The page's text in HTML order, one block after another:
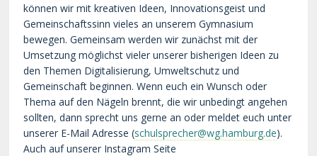
können wir mit kreativen Ideen, Innovationsgeist und
Gemeinschaftssinn vieles an unserem Gymnasium
bewegen. Gemeinsam werden wir zunächst mit der
Umsetzung möglichst vieler unserer bisherigen Ideen zu
den Themen Digitalisierung, Umweltschutz und
Gemeinschaft beginnen. Wenn euch ein Wunsch oder
Thema auf den Nägeln brennt, die wir unbedingt angehen
sollten, dann sprecht uns gerne an oder meldet euch unter
unserer E-Mail Adresse (schulsprecher@wg.hamburg.de).
Auch auf unserer Instagram Seite